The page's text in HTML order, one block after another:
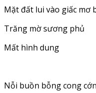
Mặt đất lui vào giấc mơ
Trăng mờ sương phủ
Mất hình dung
Nỗi buồn bỗng cong